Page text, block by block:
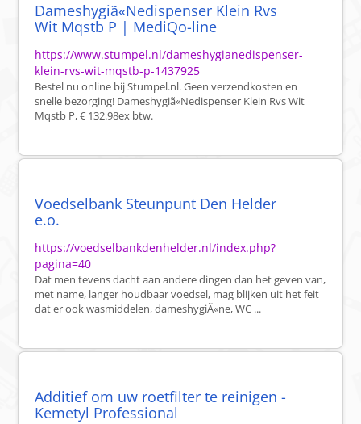
Dameshygiã«Nedispenser Klein Rvs
Wit Mqstb P | MediQo-line
https://www.stumpel.nl/dameshygianedispenser-
klein-rvs-wit-mqstb-p-1437925
Bestel nu online bij Stumpel.nl. Geen verzendkosten en
snelle bezorging! Dameshygiã«Nedispenser Klein Rvs Wit
Mqstb P, € 132.98ex btw.
Voedselbank Steunpunt Den Helder
e.o.
https://voedselbankdenhelder.nl/index.php?
pagina=40
Dat men tevens dacht aan andere dingen dan het geven van,
met name, langer houdbaar voedsel, mag blijken uit het feit
dat er ook wasmiddelen, dameshygiÃ«ne, WC ...
Additief om uw roetfilter te reinigen -
Kemetyl Professional